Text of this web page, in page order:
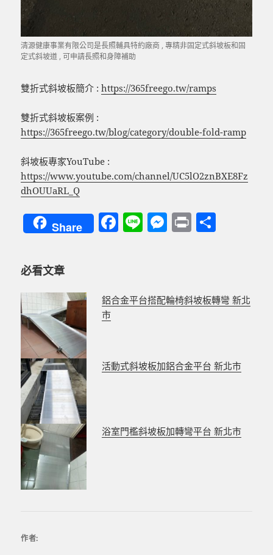
清源健康事業有限公司是長照輔具特約廠商 , 專精非固定式斜坡板和固
定式斜坡道 , 可申請長照和身障補助
雙折式斜坡板簡介 :https://365freego.tw/ramps
雙折式斜坡板案例 :
https://365freego.tw/blog/category/double-fold-ramp
斜坡板專家YouTube :
https://www.youtube.com/channel/UC5lO2znBXE8Fz
dhOUUaRL_Q
Share F
b
k
Li M
g
P
必看文章
鋁合金平台搭配輪椅斜坡板轉彎 新北
市
活動式斜坡板加鋁合金平台 新北市
浴室門檻斜坡板加轉彎平台 新北市
作者: